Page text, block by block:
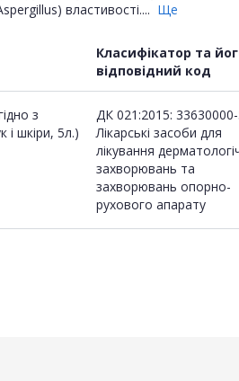
властивості.... Ще
Класифікатор та
відповідний код
з
шкіри, 5л.)
ДК 021:2015:
Лікарські засоби для
лікування
захворювань та
захворювань опорно-
рухового апарату